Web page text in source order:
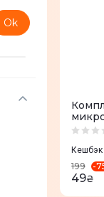
Ok
Кешбэк
199
-
49₴